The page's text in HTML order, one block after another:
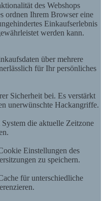
des Webshops
ordnen Ihrem Browser eine
Einkaufserlebnis
werden kann.
über mehrere
für Ihr persönliches
Sicherheit bei. Es verstärkt
unerwünschte Hackangriffe.
die aktuelle Zeitzone
Einstellungen des
zu speichern.
für unterschiedliche